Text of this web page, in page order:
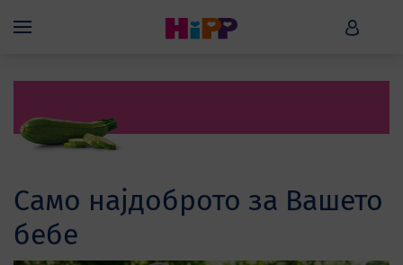
Menü HiPP
Само најдоброто за Вашето
бебе